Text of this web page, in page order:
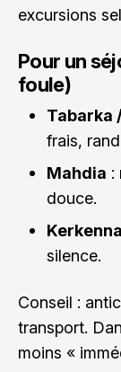
excursions
Pour un
foule)
Tabarka
frais,
Mahdia :
douce.
silence.
Conseil :
transport.
moins «